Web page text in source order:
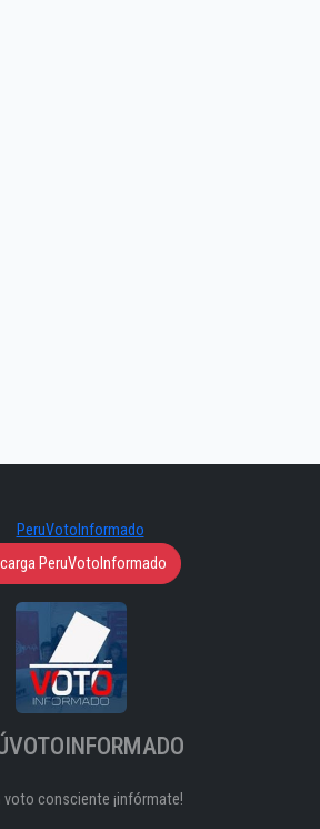
PeruVotoInformado
voto consciente ¡infórmate!